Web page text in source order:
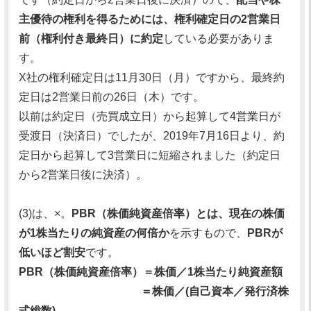
主優待の権利を得るためには、権利確定日の2営業日
前（権利付き最終日）に約定 している必要がありま
す。
X社の権利確定日は11月30日（月）ですから、最終約
定日は2営業日前の26日（木）です。
以前は約定日（売買成立日）から起算して4営業日が
受渡日（決済日）でしたが、2019年7月16日より、約
定日から起算して3営業日に短縮されました（約定日
から2営業日後に決済）。
(3)は、×。
PBR（株価純資産倍率）とは、現在の株価
が1株当たりの純資産の何倍かを示すもので、
PBRが
低いほど割安です。
PBR（株価純資産倍率）＝株価／1株当たり純資産額
＝株価／(自己資本／発行済株